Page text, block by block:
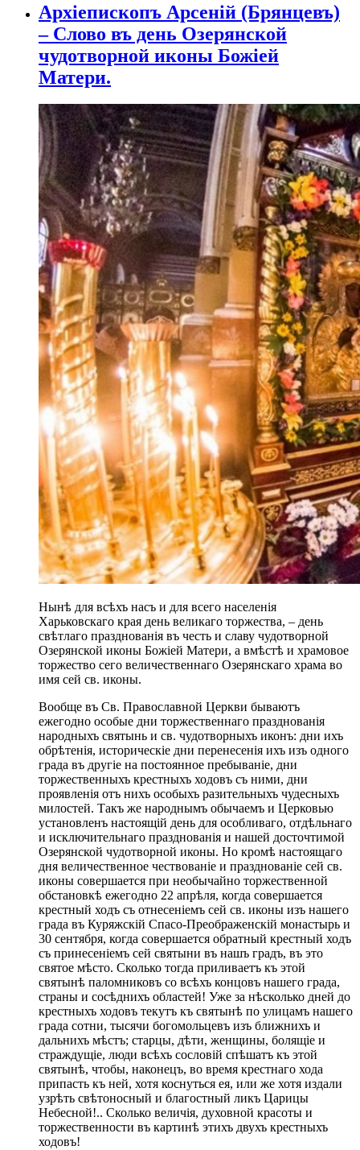
Архіепископъ Арсеній (Брянцевъ)
– Слово въ день Озерянской
чудотворной иконы Божіей
Матери.
Нынѣ для всѣхъ насъ и для всего населенія
Харьковскаго края день великаго торжества, – день
свѣтлаго празднованія въ честь и славу чудотворной
Озерянской иконы Божіей Матери, а вмѣстѣ и храмовое
торжество сего величественнаго Озерянскаго храма во
имя сей св. иконы.
Вообще въ Св. Православной Церкви бываютъ
ежегодно особые дни торжественнаго празднованія
народныхъ святынь и св. чудотворныхъ иконъ: дни ихъ
обрѣтенія, историческіе дни перенесенія ихъ изъ одного
града въ другіе на постоянное пребываніе, дни
торжественныхъ крестныхъ ходовъ съ ними, дни
проявленія отъ нихъ особыхъ разительныхъ чудесныхъ
милостей. Такъ же народнымъ обычаемъ и Церковью
установленъ настоящій день для особливаго, отдѣльнаго
и исключительнаго празднованія и нашей досточтимой
Озерянской чудотворной иконы. Но кромѣ настоящаго
дня величественное чествованіе и празднованіе сей св.
иконы совершается при необычайно торжественной
обстановкѣ ежегодно 22 апрѣля, когда совершается
крестный ходъ съ отнесеніемъ сей св. иконы изъ нашего
града въ Куряжскій Спасо-Преображенскій монастырь и
30 сентября, когда совершается обратный крестный ходъ
съ принесеніемъ сей святыни въ нашъ градъ, въ это
святое мѣсто. Сколько тогда приливаетъ къ этой
святынѣ паломниковъ со всѣхъ концовъ нашего града,
страны и сосѣднихъ областей! Уже за нѣсколько дней до
крестныхъ ходовъ текутъ къ святынѣ по улицамъ нашего
града сотни, тысячи богомольцевъ изъ ближнихъ и
дальнихъ мѣстъ; старцы, дѣти, женщины, болящіе и
страждущіе, люди всѣхъ сословій спѣшатъ къ этой
святынѣ, чтобы, наконецъ, во время крестнаго хода
припасть къ ней, хотя коснуться ея, или же хотя издали
узрѣть свѣтоносный и благостный ликъ Царицы
Небесной!.. Сколько величія, духовной красоты и
торжественности въ картинѣ этихъ двухъ крестныхъ
ходовъ!